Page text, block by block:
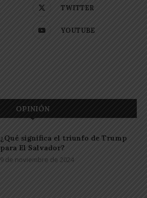
TWITTER
YOUTUBE
OPINIÓN
¿Qué significa el triunfo de Trump
para El Salvador?
9 de noviembre de 2024